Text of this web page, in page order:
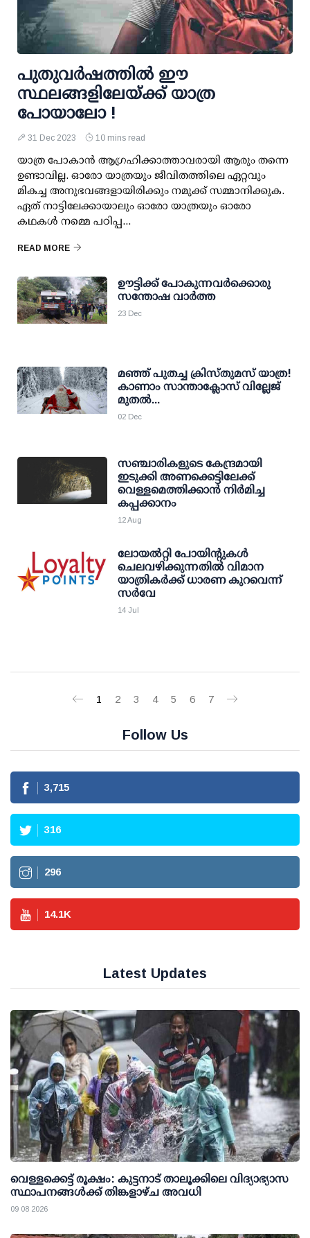
പുതുവര്‍ഷത്തില്‍ ഈ
സ്ഥലങ്ങളിലേയ്ക്ക് യാത്ര
പോയാലോ !
31 Dec 2023 10 mins read
യാത്ര പോകാന്‍ ആഗ്രഹിക്കാത്താവരായി ആരും തന്നെ
ഉണ്ടാവില്ല. ഓരോ യാത്രയും ജീവിതത്തിലെ ഏറ്റവും
മികച്ച അനുഭവങ്ങളായിരിക്കും നമുക്ക് സമ്മാനിക്കുക.
ഏത് നാട്ടിലേക്കായാലും ഓരോ യാത്രയും ഓരോ
കഥകള്‍ നമ്മെ പഠിപ്പ...
READ MORE
ഊട്ടിക്ക് പോകുന്നവര്‍ക്കൊരു
സന്തോഷ വാര്‍ത്ത
23 Dec
മഞ്ഞ് പുതച്ച ക്രിസ്തുമസ് യാത്ര!
കാണാം സാന്താക്ലോസ് വില്ലേജ്
മുതല്‍...
02 Dec
സഞ്ചാരികളുടെ കേന്ദ്രമായി
ഇടുക്കി അണക്കെട്ടിലേക്ക്
വെള്ളമെത്തിക്കാൻ നിർമിച്ച
കപ്പക്കാനം
12 Aug
ലോയല്‍റ്റി പോയിന്റുകള്‍
ചെലവഴിക്കുന്നതില്‍ വിമാന
യാത്രികര്‍ക്ക് ധാരണ കുറവെന്ന്
സര്‍വേ
14 Jul
1 2 3 4 5 6 7
Follow Us
3,715
316
296
14.1K
Latest Updates
വെള്ളക്കെട്ട് രൂക്ഷം: കുട്ടനാട് താലൂക്കിലെ വിദ്യാഭ്യാസ
സ്ഥാപനങ്ങള്‍ക്ക് തിങ്കളാഴ്ച അവധി
09 08 2026